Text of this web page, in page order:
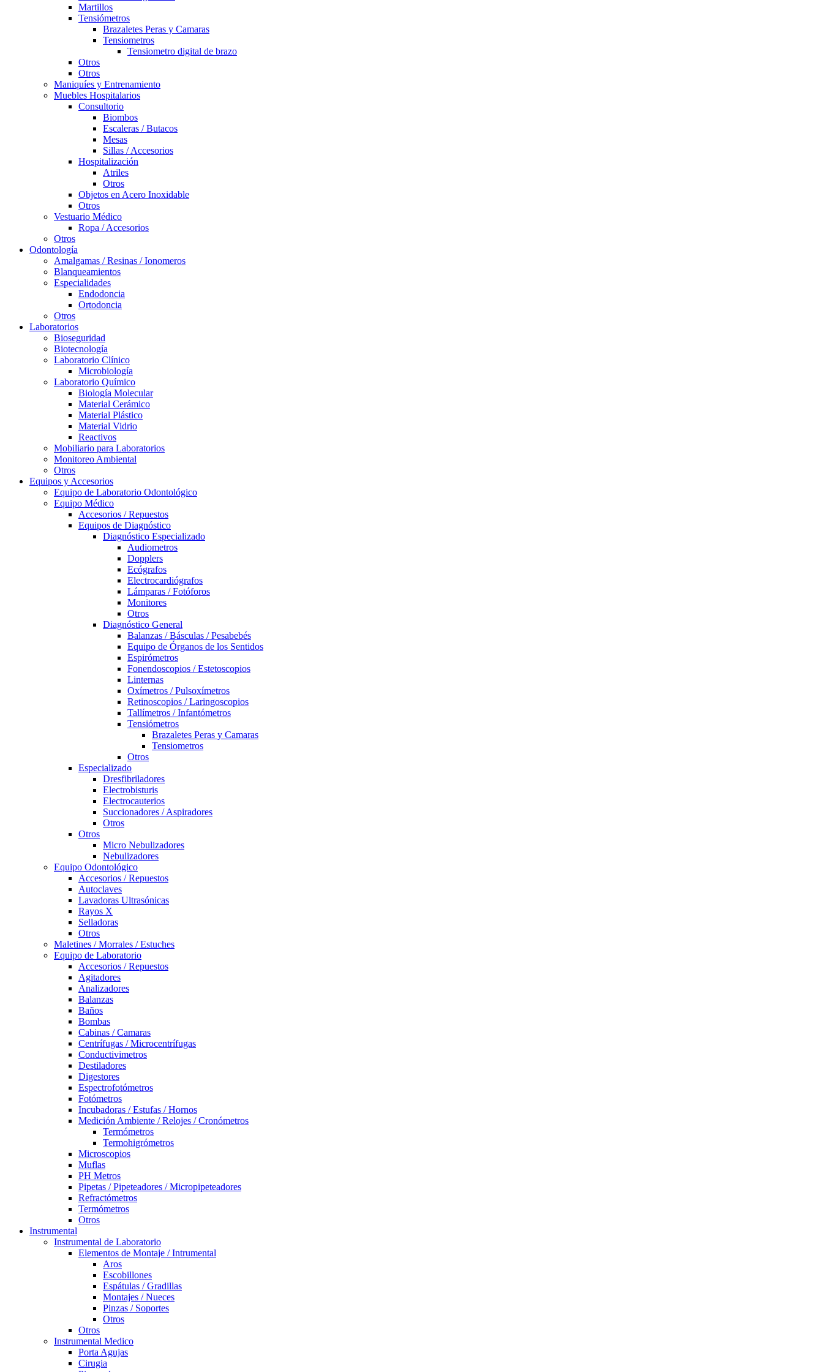
Martillos
Tensiómetros
Brazaletes Peras y Camaras
Tensiometros
Tensiometro digital de brazo
Otros
Otros
Maniquíes y Entrenamiento
Muebles Hospitalarios
Consultorio
Biombos
Escaleras / Butacos
Mesas
Sillas / Accesorios
Hospitalización
Atriles
Otros
Objetos en Acero Inoxidable
Otros
Vestuario Médico
Ropa / Accesorios
Otros
Odontología
Amalgamas / Resinas / Ionomeros
Blanqueamientos
Especialidades
Endodoncia
Ortodoncia
Otros
Laboratorios
Bioseguridad
Biotecnología
Laboratorio Clínico
Microbiología
Laboratorio Químico
Biología Molecular
Material Cerámico
Material Plástico
Material Vidrio
Reactivos
Mobiliario para Laboratorios
Monitoreo Ambiental
Otros
Equipos y Accesorios
Equipo de Laboratorio Odontológico
Equipo Médico
Accesorios / Repuestos
Equipos de Diagnóstico
Diagnóstico Especializado
Audiometros
Dopplers
Ecógrafos
Electrocardiógrafos
Lámparas / Fotóforos
Monitores
Otros
Diagnóstico General
Balanzas / Básculas / Pesabebés
Equipo de Órganos de los Sentidos
Espirómetros
Fonendoscopios / Estetoscopios
Linternas
Oxímetros / Pulsoxímetros
Retinoscopios / Laringoscopios
Tallímetros / Infantómetros
Tensiómetros
Brazaletes Peras y Camaras
Tensiometros
Otros
Especializado
Dresfibriladores
Electrobisturis
Electrocauterios
Succionadores / Aspiradores
Otros
Otros
Micro Nebulizadores
Nebulizadores
Equipo Odontológico
Accesorios / Repuestos
Autoclaves
Lavadoras Ultrasónicas
Rayos X
Selladoras
Otros
Maletines / Morrales / Estuches
Equipo de Laboratorio
Accesorios / Repuestos
Agitadores
Analizadores
Balanzas
Baños
Bombas
Cabinas / Camaras
Centrífugas / Microcentrífugas
Conductivimetros
Destiladores
Digestores
Espectrofotómetros
Fotómetros
Incubadoras / Estufas / Hornos
Medición Ambiente / Relojes / Cronómetros
Termómetros
Termohigrómetros
Microscopios
Muflas
PH Metros
Pipetas / Pipeteadores / Micropipeteadores
Refractómetros
Termómetros
Otros
Instrumental
Instrumental de Laboratorio
Elementos de Montaje / Intrumental
Aros
Escobillones
Espátulas / Gradillas
Montajes / Nueces
Pinzas / Soportes
Otros
Otros
Instrumental Medico
Porta Agujas
Cirugia